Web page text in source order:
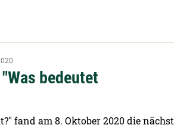
bedeutet
fand am 8. Oktober 2020 die